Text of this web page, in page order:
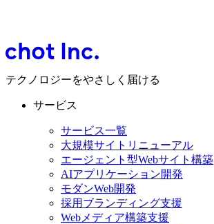
テクノロジーをやさしく届ける
サービス
サービス一覧
大規模サイトリニューアル
エージェント型Webサイト構築
AIアプリケーション開発
モダンWeb開発
採用ブランディング支援
Webメディア構築支援